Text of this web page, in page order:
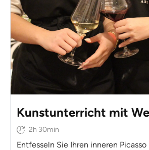
Kunstunterricht mit
2h 30min
Entfesseln Sie Ihren inneren